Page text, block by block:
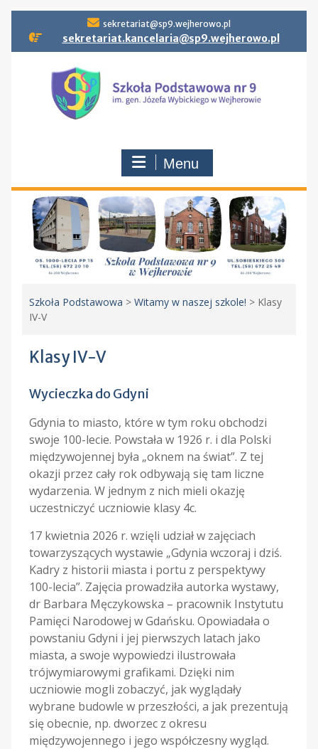
to
sekretariat@sp9.wejherowo.pl
sekretariat.kancelaria@sp9.wejherowo.pl
Menu
Szkoła Podstawowa > Witamy w naszej szkole! > Klasy
IV-V
Klasy IV-V
Wycieczka do Gdyni
Gdynia to miasto, które w tym roku obchodzi
swoje 100-lecie. Powstała w 1926 r. i dla Polski
międzywojennej była „oknem na świat”. Z tej
okazji przez cały rok odbywają się tam liczne
wydarzenia. W jednym z nich mieli okazję
uczestniczyć uczniowie klasy 4c.
17 kwietnia 2026 r. wzięli udział w zajęciach
towarzyszących wystawie „Gdynia wczoraj i dziś.
Kadry z historii miasta i portu z perspektywy
100-lecia”. Zajęcia prowadziła autorka wystawy,
dr Barbara Męczykowska – pracownik Instytutu
Pamięci Narodowej w Gdańsku. Opowiadała o
powstaniu Gdyni i jej pierwszych latach jako
miasta, a swoje wypowiedzi ilustrowała
trójwymiarowymi grafikami. Dzięki nim
uczniowie mogli zobaczyć, jak wyglądały
wybrane budowle w przeszłości, a jak prezentują
się obecnie, np. dworzec z okresu
międzywojennego i jego współczesny wygląd.